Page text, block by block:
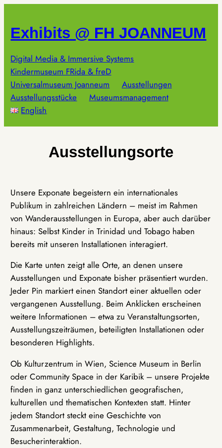
springen
Exhibits @ FH JOANNEUM
Digital Media & Immersive Systems
Kindermuseum FRida & freD
Universalmuseum Joanneum
Ausstellungen
Ausstellungsstücke
Museumsmanagement
English
Ausstellungsorte
Unsere Exponate begeistern ein internationales
Publikum in zahlreichen Ländern – meist im Rahmen
von Wanderausstellungen in Europa, aber auch darüber
hinaus: Selbst Kinder in Trinidad und Tobago haben
bereits mit unseren Installationen interagiert.
Die Karte unten zeigt alle Orte, an denen unsere
Ausstellungen und Exponate bisher präsentiert wurden.
Jeder Pin markiert einen Standort einer aktuellen oder
vergangenen Ausstellung. Beim Anklicken erscheinen
weitere Informationen – etwa zu Veranstaltungsorten,
Ausstellungszeiträumen, beteiligten Installationen oder
besonderen Highlights.
Ob Kulturzentrum in Wien, Science Museum in Berlin
oder Community Space in der Karibik – unsere Projekte
finden in ganz unterschiedlichen geografischen,
kulturellen und thematischen Kontexten statt. Hinter
jedem Standort steckt eine Geschichte von
Zusammenarbeit, Gestaltung, Technologie und
Besucherinteraktion.